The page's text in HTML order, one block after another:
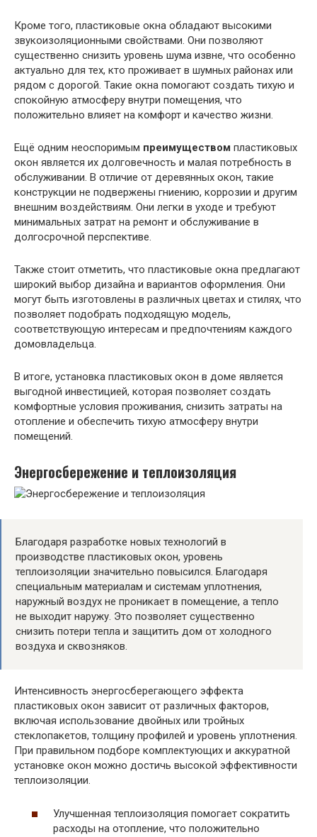
Кроме того, пластиковые окна обладают высокими
звукоизоляционными свойствами. Они позволяют
существенно снизить уровень шума извне, что особенно
актуально для тех, кто проживает в шумных районах или
рядом с дорогой. Такие окна помогают создать тихую и
спокойную атмосферу внутри помещения, что
положительно влияет на комфорт и качество жизни.
Ещё одним неоспоримым преимуществом пластиковых
окон является их долговечность и малая потребность в
обслуживании. В отличие от деревянных окон, такие
конструкции не подвержены гниению, коррозии и другим
внешним воздействиям. Они легки в уходе и требуют
минимальных затрат на ремонт и обслуживание в
долгосрочной перспективе.
Также стоит отметить, что пластиковые окна предлагают
широкий выбор дизайна и вариантов оформления. Они
могут быть изготовлены в различных цветах и стилях, что
позволяет подобрать подходящую модель,
соответствующую интересам и предпочтениям каждого
домовладельца.
В итоге, установка пластиковых окон в доме является
выгодной инвестицией, которая позволяет создать
комфортные условия проживания, снизить затраты на
отопление и обеспечить тихую атмосферу внутри
помещений.
Энергосбережение и теплоизоляция
Благодаря разработке новых технологий в
производстве пластиковых окон, уровень
теплоизоляции значительно повысился. Благодаря
специальным материалам и системам уплотнения,
наружный воздух не проникает в помещение, а тепло
не выходит наружу. Это позволяет существенно
снизить потери тепла и защитить дом от холодного
воздуха и сквозняков.
Интенсивность энергосберегающего эффекта
пластиковых окон зависит от различных факторов,
включая использование двойных или тройных
стеклопакетов, толщину профилей и уровень уплотнения.
При правильном подборе комплектующих и аккуратной
установке окон можно достичь высокой эффективности
теплоизоляции.
Улучшенная теплоизоляция помогает сократить
расходы на отопление, что положительно